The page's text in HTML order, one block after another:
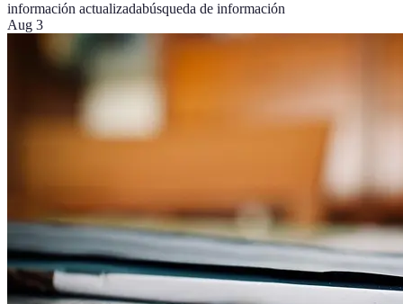
información actualizadabúsqueda de información
Aug 3